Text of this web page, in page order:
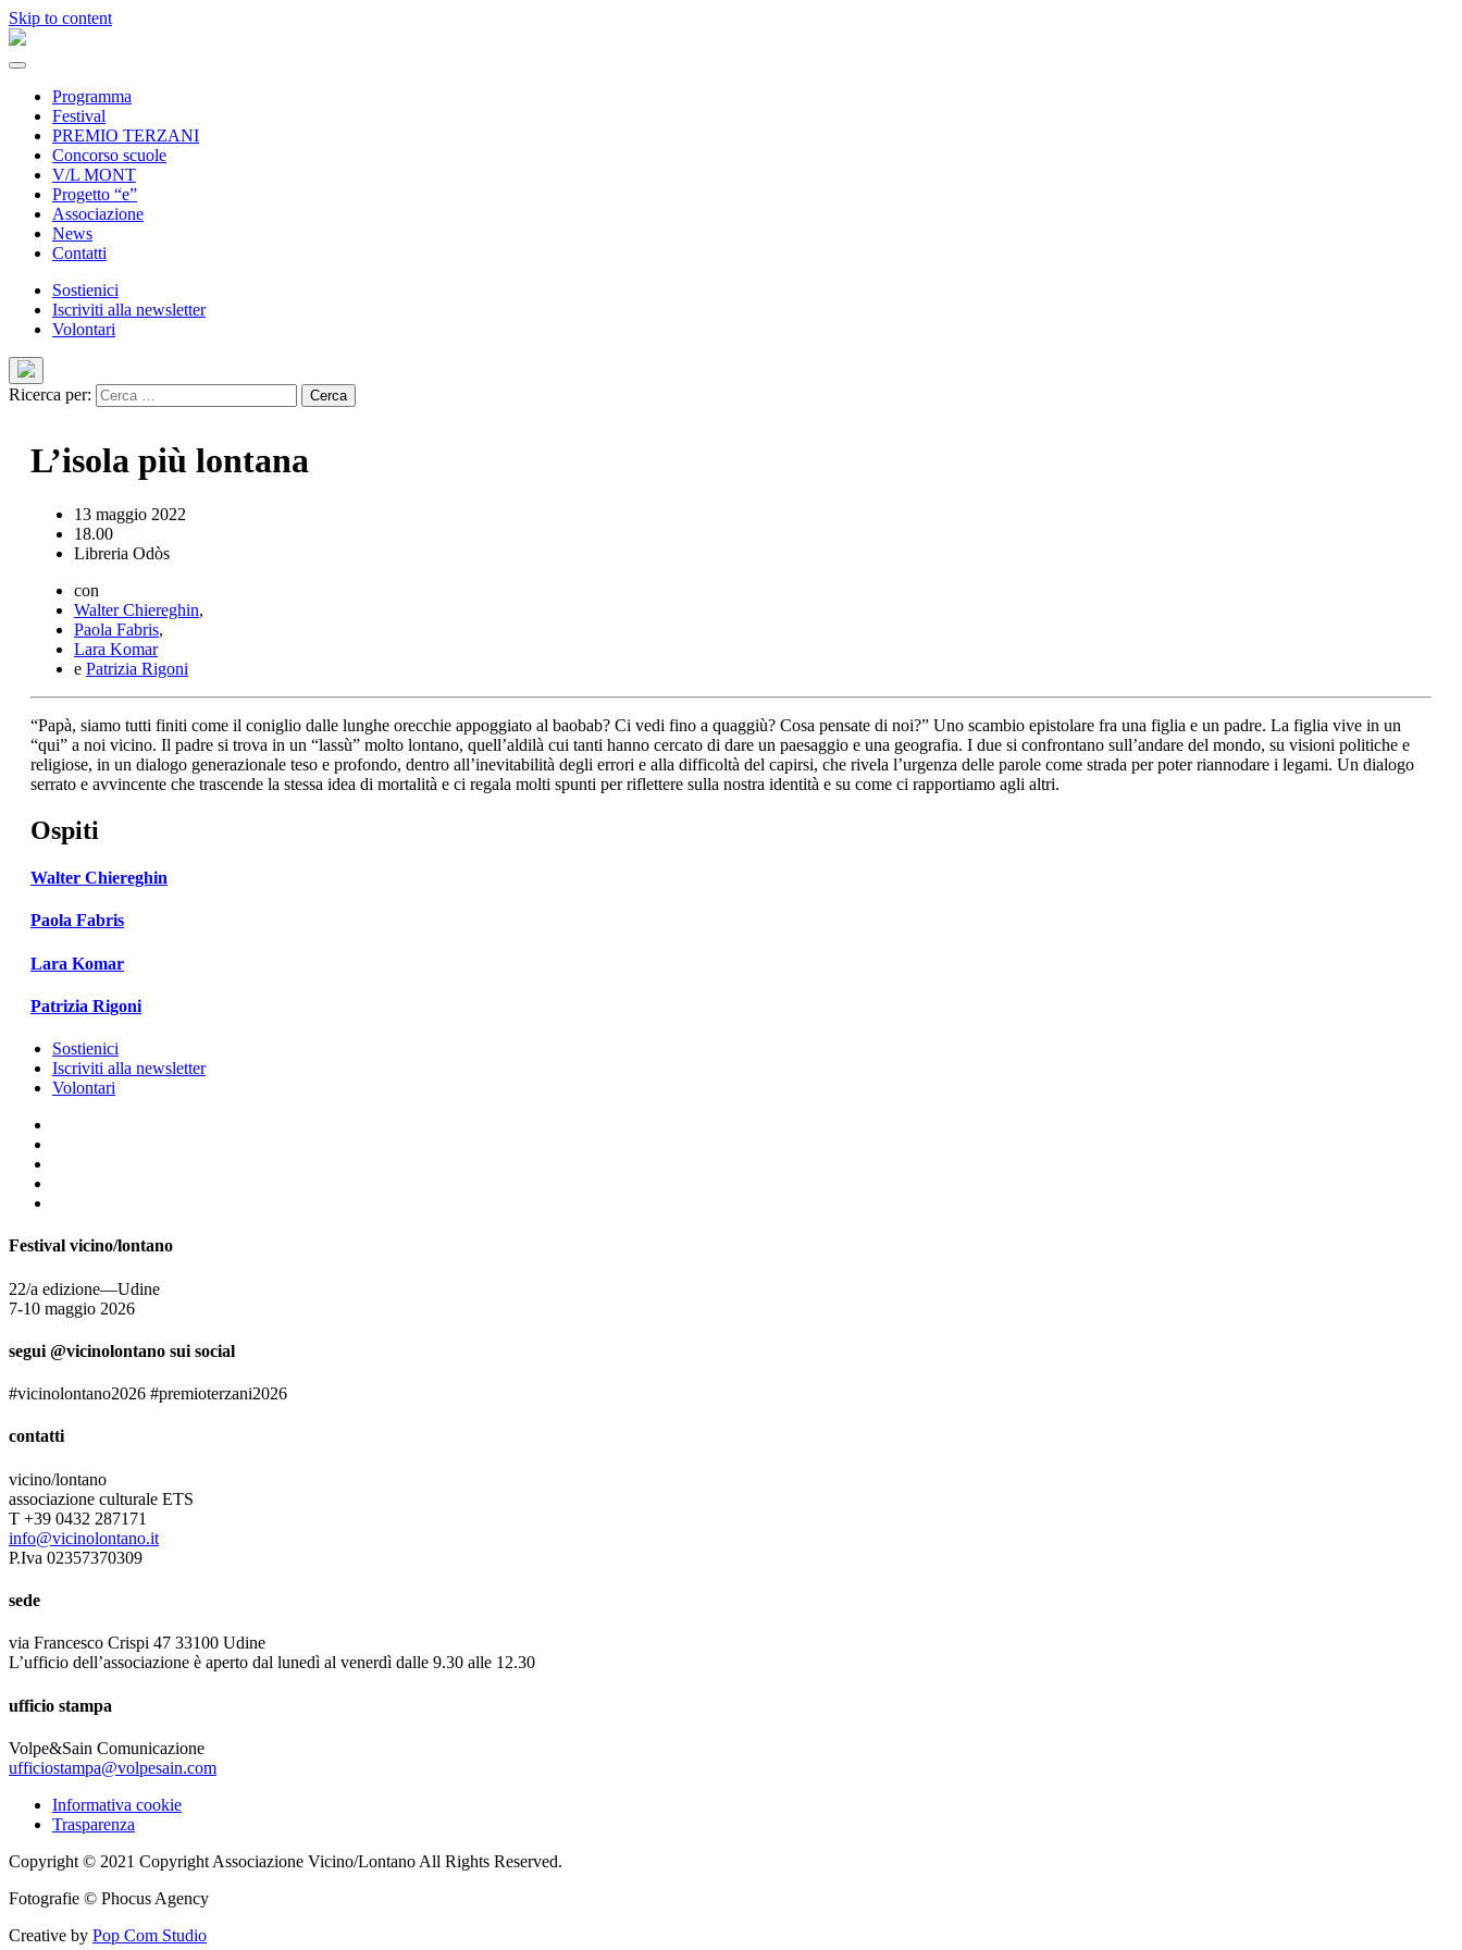
Skip to content
Programma
Festival
PREMIO TERZANI
Concorso scuole
V/L MONT
Progetto “e”
Associazione
News
Contatti
Sostienici
Iscriviti alla newsletter
Volontari
Ricerca per:
L’isola più lontana
13 maggio 2022
18.00
Libreria Odòs
con
Walter Chiereghin,
Paola Fabris,
Lara Komar
e Patrizia Rigoni
“Papà, siamo tutti finiti come il coniglio dalle lunghe orecchie appoggiato al baobab? Ci vedi fino a quaggiù? Cosa pensate di noi?” Uno scambio epistolare fra una figlia e un padre. La figlia vive in un
“qui” a noi vicino. Il padre si trova in un “lassù” molto lontano, quell’aldilà cui tanti hanno cercato di dare un paesaggio e una geografia. I due si confrontano sull’andare del mondo, su visioni politiche e
religiose, in un dialogo generazionale teso e profondo, dentro all’inevitabilità degli errori e alla difficoltà del capirsi, che rivela l’urgenza delle parole come strada per poter riannodare i legami. Un dialogo
serrato e avvincente che trascende la stessa idea di mortalità e ci regala molti spunti per riflettere sulla nostra identità e su come ci rapportiamo agli altri.
Ospiti
Walter Chiereghin
Paola Fabris
Lara Komar
Patrizia Rigoni
Sostienici
Iscriviti alla newsletter
Volontari
Festival vicino/lontano
22/a edizione—Udine
7-10 maggio 2026
segui @vicinolontano sui social
#vicinolontano2026 #premioterzani2026
contatti
vicino/lontano
associazione culturale ETS
T +39 0432 287171
info@vicinolontano.it
P.Iva 02357370309
sede
via Francesco Crispi 47 33100 Udine
L’ufficio dell’associazione è aperto dal lunedì al venerdì dalle 9.30 alle 12.30
ufficio stampa
Volpe&Sain Comunicazione
ufficiostampa@volpesain.com
Informativa cookie
Trasparenza
Copyright © 2021 Copyright Associazione Vicino/Lontano All Rights Reserved.
Fotografie © Phocus Agency
Creative by Pop Com Studio